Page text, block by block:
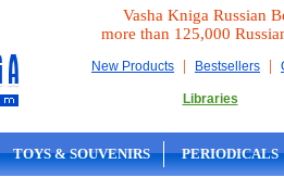
Vasha Kniga Russian
more than 125,000
New Products | Bestsellers |
Libraries
TOYS & SOUVENIRS PERIODICALS